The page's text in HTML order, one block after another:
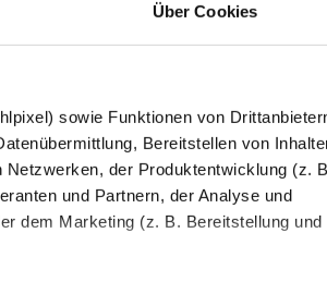
Über Cookies
sowie Funktionen von
Bereitstellen von
der Produktentwicklung (z.
und Partnern, der Analyse und
dem Marketing (z. B. Bereitstellung und
Unsere Experten prüfen jede
So können Sie sich sicher sein, dass Sie immer ein
in den Warenkorb legen
€